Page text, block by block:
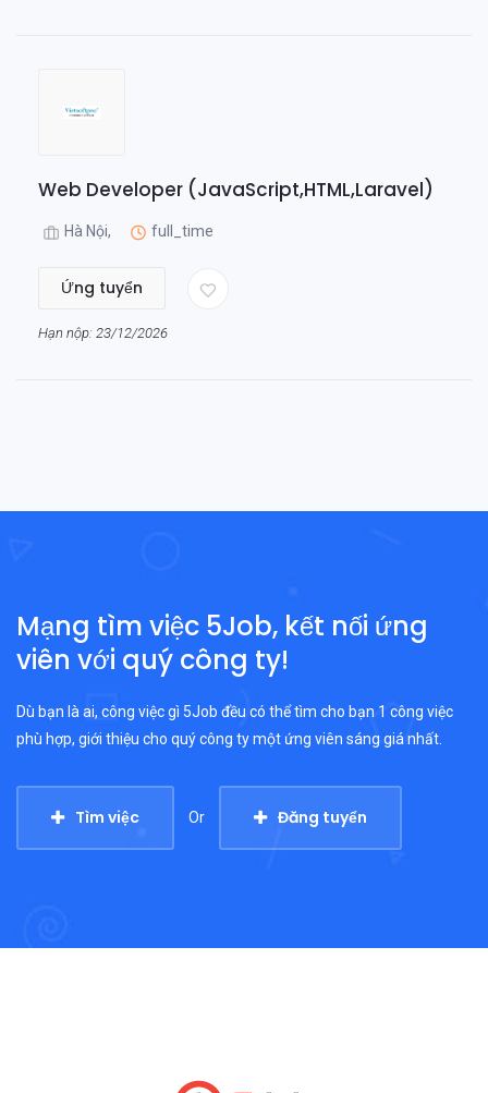
Web Developer (JavaScript,HTML,Laravel)
Hà Nội, full_time
Ứng tuyển
Hạn nộp: 23/12/2026
Mạng tìm việc 5Job, kết nối ứng
viên với quý công ty!
Dù bạn là ai, công việc gì 5Job đều có thể tìm cho bạn 1 công việc
phù hợp, giới thiệu cho quý công ty một ứng viên sáng giá nhất.
Tìm việc Or Đăng tuyển